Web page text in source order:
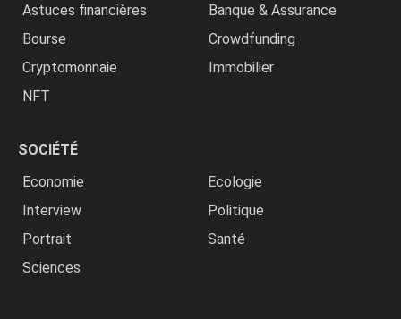
Astuces financières
Banque & Assurance
Bourse
Crowdfunding
Cryptomonnaie
Immobilier
NFT
SOCIÉTÉ
Economie
Ecologie
Interview
Politique
Portrait
Santé
Sciences